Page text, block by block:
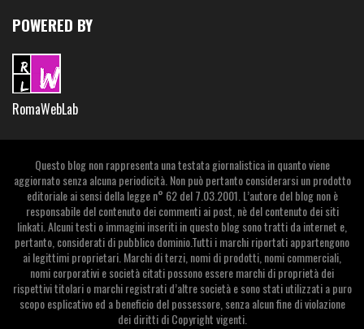
POWERED BY
RomaWebLab
Questo blog non rappresenta una testata giornalistica in quanto viene
aggiornato senza alcuna periodicità. Non può pertanto considerarsi un prodotto
editoriale ai sensi della legge n° 62 del 7.03.2001. L’autore del blog non è
responsabile del contenuto dei commenti ai post, nè del contenuto dei siti
linkati. Alcuni testi o immagini inseriti in questo blog sono tratti da internet e,
pertanto, considerati di pubblico dominio.Tutti i marchi riportati appartengono
ai legittimi proprietari. Marchi di terzi, nomi di prodotti, nomi commerciali,
nomi corporativi e società citati possono essere marchi di proprietà dei
rispettivi titolari o marchi registrati d’altre società e sono stati utilizzati a puro
scopo esplicativo ed a beneficio del possessore, senza alcun fine di violazione
dei diritti di Copyright vigenti.